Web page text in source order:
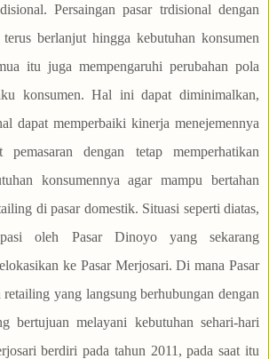
Persaingan pasar trdisional dengan
berlanjut hingga kebutuhan konsumen
itu juga mempengaruhi perubahan pola
konsumen. Hal ini dapat diminimalkan,
dapat memperbaiki kinerja menejemennya
dengan tetap memperhatikan
konsumennya agar mampu bertahan
di pasar domestik. Situasi seperti diatas,
oleh Pasar Dinoyo yang sekarang
ke Pasar Merjosari. Di mana Pasar
yang langsung berhubungan dengan
bertujuan melayani kebutuhan sehari-hari
berdiri pada tahun 2011, pada saat itu